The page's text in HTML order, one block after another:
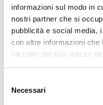
informazioni sul modo in
nostri partner che si
pubblicità e social media,
con altre informazioni che
raccolto dal suo utilizzo
delNecessari
Unità di Arte